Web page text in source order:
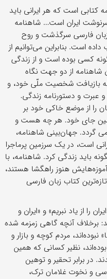
کتابی است‌ که‌ هر ایرانی‌ باید
ایران‌ است‌... شاهنامه
فارسی‌ سرگذشت‌ و روح‌
داده‌ است‌. بنابراین‌ می‌توانیم‌ از
کسی بوده‌ است‌ و از زندگی‌
از دو جهت‌ نگاه‌
بازیافت‌ شخصیت ملّی‌ خود، و
و دستورنامه‌ زندگی‌.
را از موضع‌ خاکی‌ خود بر
جای‌ خود. هر چه‌ هست‌ و
گردد. جهان‌بینی شاهنامه‌،
است‌، در یک سرزمین‌ پرماجرا
باید زندگی‌ کرد. شاهنامه‌، با
هنوز راهگشا هستند،
کتاب‌ زبان‌ فارسی‌
را از یاد نبریم» و «ایران و
برخلاف آنچه گاهی زمزمه شده
مردم کوچه و بازار و
نظیر کسانی که همین
در برابر تحقیر و توهین
و نخوت غلامان ترک،